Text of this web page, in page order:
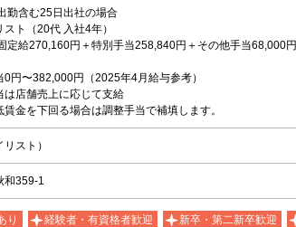
勤含む25日出社の場合
スト（20代 入社4年）
定給270,160円＋特別手当258,840円＋その他手当68,000円
0円〜382,000円（2025年4月給与参考）
は店舗売上に応じて支給
金を下回る場合は調整手当で補填します。
スト）
和359-1
り 経験者・有資格者歓迎
新卒・第二新卒歓迎